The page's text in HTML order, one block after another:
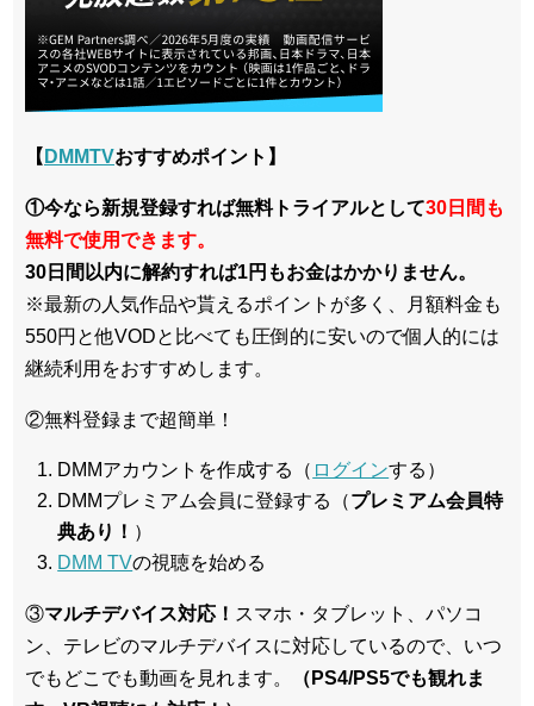
【 DMMTVおすすめポイント】
①今なら新規登録すれば無料トライアルとして30日間も
無料で使用できます。
30日間以内に解約すれば1円もお金はかかりません。
※最新の人気作品や貰えるポイントが多く、月額料金も
550円と他VODと比べても圧倒的に安いので個人的には
継続利用をおすすめします。
②無料登録まで超簡単！
DMMアカウントを作成する（ ログインする）
DMMプレミアム会員に登録する（プレミアム会員特
典あり！ ）
DMM TVの視聴を始める
③マルチデバイス対応！ スマホ・タブレット、パソコ
ン、テレビのマルチデバイスに対応しているので、いつ
でもどこでも動画を見れます。
（PS4/PS5でも観れま